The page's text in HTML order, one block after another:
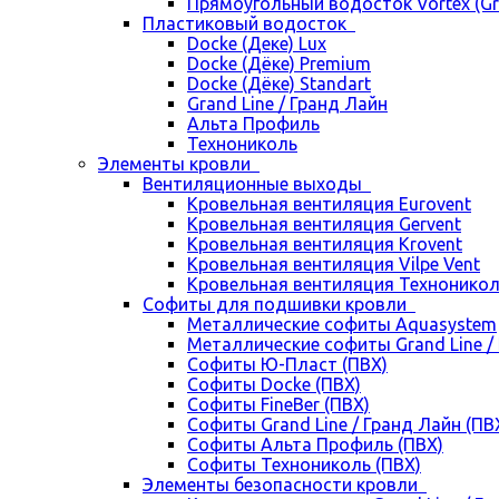
Пластиковый водосток
Docke (Деке) Lux
Docke (Дёке) Premium
Docke (Дёке) Standart
Grand Line / Гранд Лайн
Альта Профиль
Технониколь
Элементы кровли
Вентиляционные выходы
Кровельная вентиляция Eurovent
Кровельная вентиляция Gervent
Кровельная вентиляция Krovent
Кровельная вентиляция Vilpe Vent
Кровельная вентиляция
Cофиты для подшивки кровли
Металлические софиты Aquasystem
Металлические софиты Grand Line /
Софиты Ю-Пласт (ПВХ)
Софиты Docke (ПВХ)
Софиты FineBer (ПВХ)
Софиты Grand Line / Гранд Лайн
Софиты Альта Профиль (ПВХ)
Софиты Технониколь (ПВХ)
Элементы безопасности кровли